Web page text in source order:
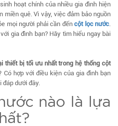
hoạt chính của nhiều gia đình hiện
miền quê. Vì vậy, việc đảm bảo nguồn
mọi người phải cần đến cột lọc nước.
gia đình bạn? Hãy tìm hiểu ngay bài
thiết bị tối ưu nhất trong hệ thống cột
Có hợp với điều kiện của gia đình bạn
đáp dưới đây.
nào là lựa